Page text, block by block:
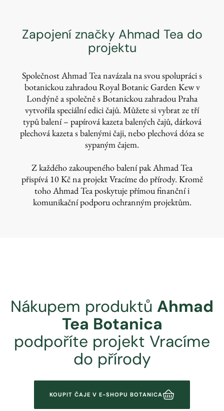
Zapojení značky Ahmad Tea do
projektu
Společnost Ahmad Tea navázala na svou spolupráci s
botanickou zahradou Royal Botanic Garden Kew v
Londýně a společně s Botanickou zahradou Praha
vytvořila speciální edici čajů. Můžete si vybrat ze tří
typů balení – papírová kazeta balených čajů, dárková
plechová kazeta s balenými čaji, nebo plechová dóza se
sypaným čajem.
Z každého zakoupeného balení pak Ahmad Tea
přispívá 10 Kč na projekt Vracíme do přírody. Kromě
toho Ahmad Tea poskytuje přímou finanční i
komunikační podporu ochranným projektům.
Nákupem produktů Ahmad
Tea Botanica
podpoříte projekt Vracíme
do přírody
KOUPIT ČAJE V E-SHOPU BOTANICA